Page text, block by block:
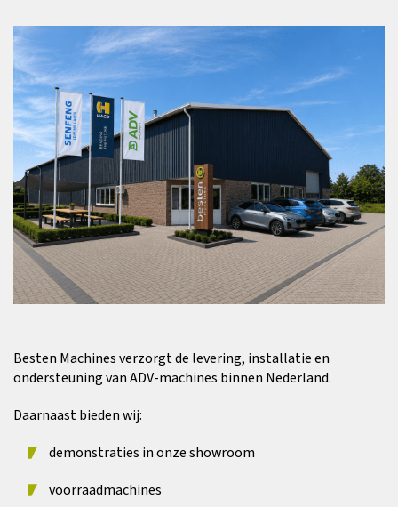
Besten Machines verzorgt de levering, installatie en
ondersteuning van ADV-machines binnen Nederland.
Daarnaast bieden wij:
demonstraties in onze showroom
voorraadmachines